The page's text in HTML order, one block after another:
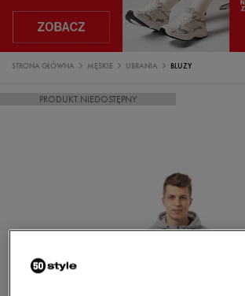
STRONA GŁÓWNA MĘSKIE UBRANIA BLUZY
PRODUKT NIEDOSTĘPNY